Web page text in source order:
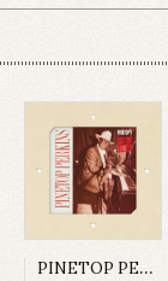
PINETOP PERKINS/ PINETOP'S BOOGIE WOOGIE(CD)